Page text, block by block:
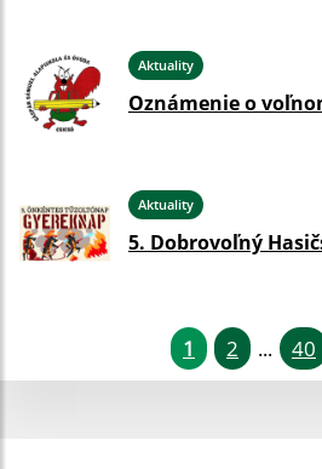
Aktuality
Oznámenie o
Aktuality
5. Dobrovoľný
1 2 ... 40